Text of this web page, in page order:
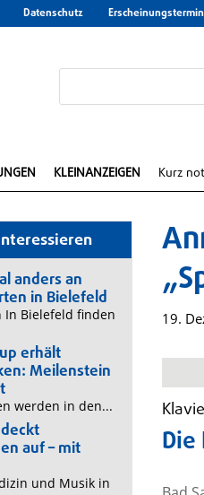
Datenschutz
KLEINANZEIGEN Kurz
anders an
in Bielefeld
In Bielefeld finden
erhält
Meilenstein
werden in den...
auf – mit
und Musik in
19.